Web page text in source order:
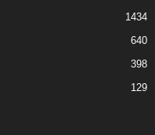
1434
640
398
129